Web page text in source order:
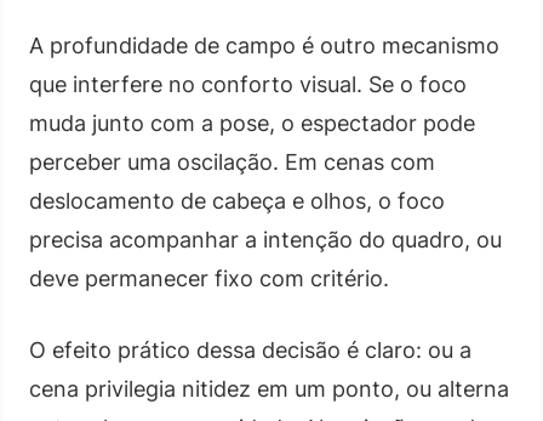
A profundidade de campo é outro mecanismo
que interfere no conforto visual. Se o foco
muda junto com a pose, o espectador pode
perceber uma oscilação. Em cenas com
deslocamento de cabeça e olhos, o foco
precisa acompanhar a intenção do quadro, ou
deve permanecer fixo com critério.
O efeito prático dessa decisão é claro: ou a
cena privilegia nitidez em um ponto, ou alterna